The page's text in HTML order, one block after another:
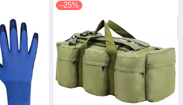
–25%